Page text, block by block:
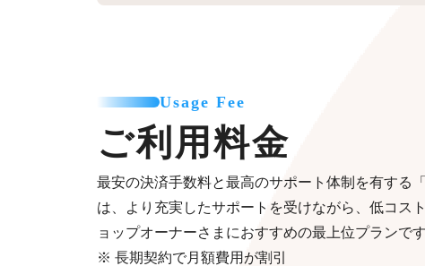
Usage Fee
ご利用料金
最安の決済手数料と最高のサポート体制を有する
は、より充実したサポートを受けながら、低コス
ョップオーナーさまにおすすめの最上位プランです
※ 長期契約で月額費用が割引